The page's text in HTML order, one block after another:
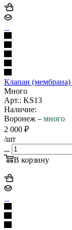
Клапан
Много
Арт.: KS13
Наличие:
Воронеж – много
2 000 ₽
/шт
В корзину